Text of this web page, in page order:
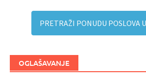
PRETRAŽI PONUDU POSLOVA
OGLAŠAVANJE